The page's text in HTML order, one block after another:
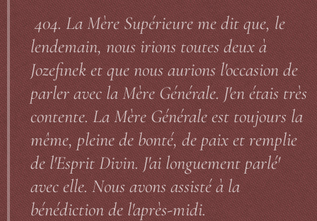
404. La Mère Supérieure me dit que, le
lendemain, nous irions toutes deux à
Jozefinek et que nous aurions l'occasion de
parler avec la Mère Générale. J'en étais très
contente. La Mère Générale est toujours la
même, pleine de bonté, de paix et remplie
de l'Esprit Divin. J'ai longuement parlé'
avec elle. Nous avons assisté à la
bénédiction de l'après-midi.